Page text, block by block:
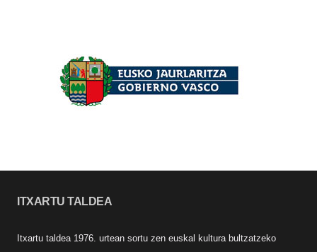
ITXARTU TALDEA
Itxartu taldea 1976. urtean sortu zen euskal kultura bultzatzeko